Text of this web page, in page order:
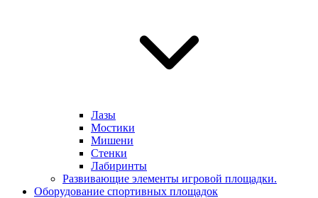
Лазы
Мостики
Мишени
Стенки
Лабиринты
Развивающие элементы игровой площадки.
Оборудование спортивных площадок